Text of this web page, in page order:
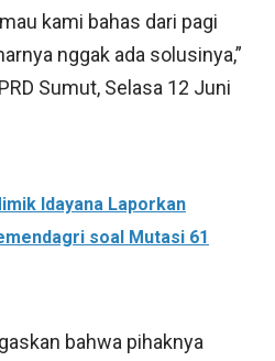
kami bahas dari pagi
nggak ada solusinya,”
Sumut, Selasa 12 Juni
Idayana Laporkan
soal Mutasi 61
bahwa pihaknya